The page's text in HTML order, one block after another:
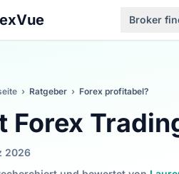
Broker
› Ratgeber › Forex profitabel?
Forex
2026